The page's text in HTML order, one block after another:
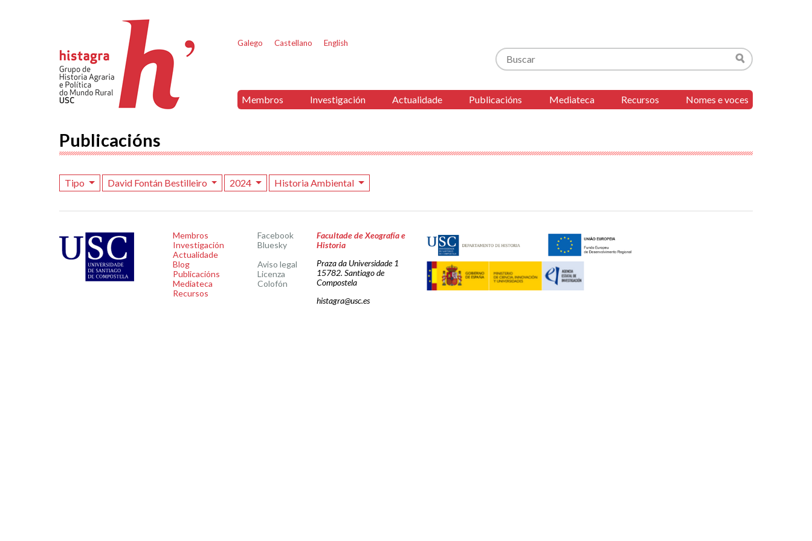
Galego Castellano English
Buscar
Buscar
Membros Investigación Actualidade Publicacións Mediateca Recursos Nomes e voces
Publicacións
Tipo David Fontán Bestilleiro 2024 Historia Ambiental
Membros
Investigación
Actualidade
Blog
Publicacións
Mediateca
Recursos
Facebook
Bluesky
Aviso legal
Licenza
Colofón
Facultade de Xeografía e
Historia
Praza da Universidade 1
15782. Santiago de
Compostela
histagra@usc.es